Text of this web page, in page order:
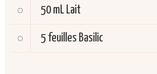
50 mL Lait
5 feuilles Basilic